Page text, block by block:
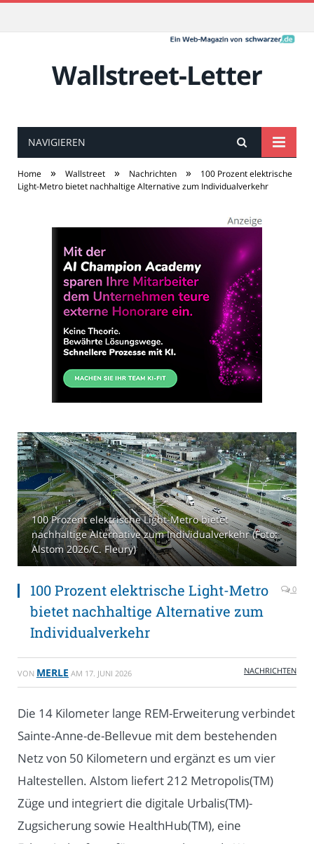
Wallstreet-Letter
NAVIGIEREN
Home » Wallstreet » Nachrichten »
100 Prozent elektrische
Light-Metro bietet nachhaltige Alternative zum Individualverkehr
100 Prozent elektrische Light-Metro bietet
nachhaltige Alternative zum Individualverkehr (Foto:
Alstom 2026/C. Fleury)
100 Prozent elektrische Light-Metro
bietet nachhaltige Alternative zum
Individualverkehr
0
VON MERLE AM 17. JUNI 2026 NACHRICHTEN
Die 14 Kilometer lange REM-Erweiterung verbindet
Sainte-Anne-de-Bellevue mit dem bestehenden
Netz von 50 Kilometern und ergänzt es um vier
Haltestellen. Alstom liefert 212 Metropolis(TM)
Züge und integriert die digitale Urbalis(TM)-
Zugsicherung sowie HealthHub(TM), eine